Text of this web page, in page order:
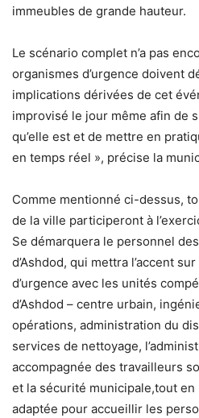
immeubles de grande hauteur.
Le scénario complet n’a pas
organismes d’urgence doivent
implications dérivées de cet
improvisé le jour même afin de
qu’elle est et de mettre en
en temps réel », précise la
Comme mentionné ci-dessus,
de la ville participeront à
Se démarquera le personnel
d’Ashdod, qui mettra l’accent
d’urgence avec les unités
d’Ashdod – centre urbain,
opérations, administration du
services de nettoyage,
accompagnée des travailleurs
et la sécurité municipale,tout
adaptée pour accueillir les